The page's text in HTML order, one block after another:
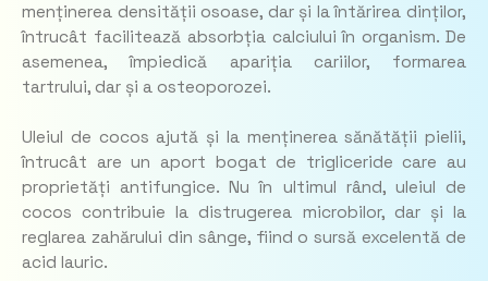
menținerea densității osoase, dar și la întărirea dinților,
întrucât facilitează absorbția calciului în organism. De
asemenea, împiedică apariția cariilor, formarea
tartrului, dar și a osteoporozei.
Uleiul de cocos ajută și la menținerea sănătății pielii,
întrucât are un aport bogat de trigliceride care au
proprietăți antifungice. Nu în ultimul rând, uleiul de
cocos contribuie la distrugerea microbilor, dar și la
reglarea zahărului din sânge, fiind o sursă excelentă de
acid lauric.